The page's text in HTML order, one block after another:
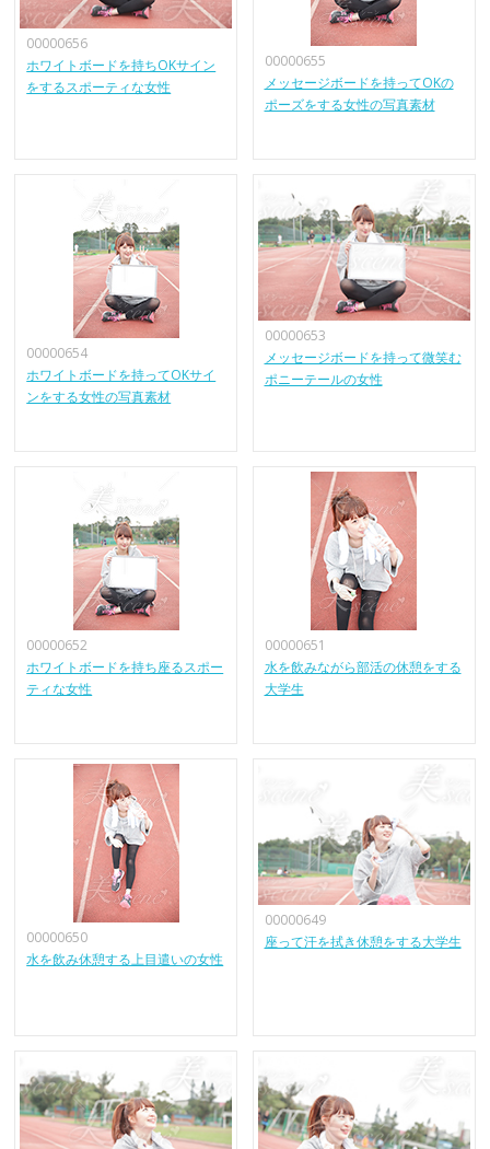
00000656
ホワイトボードを持ちOKサイン
をするスポーティな女性
00000655
メッセージボードを持ってOKの
ポーズをする女性の写真素材
00000654
ホワイトボードを持ってOKサイ
ンをする女性の写真素材
00000653
メッセージボードを持って微笑む
ポニーテールの女性
00000652
ホワイトボードを持ち座るスポー
ティな女性
00000651
水を飲みながら部活の休憩をする
大学生
00000650
水を飲み休憩する上目遣いの女性
00000649
座って汗を拭き休憩をする大学生